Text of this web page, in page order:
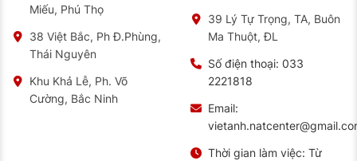
Miếu, Phú Thọ
38 Việt Bắc, Ph Đ.Phùng,
Thái Nguyên
Khu Khả Lễ, Ph. Võ
Cường, Bắc Ninh
39 Lý Tự Trọng, TA, Buôn
Ma Thuột, ĐL
Số điện thoại: 033
2221818
Email:
Thời gian làm việc: Từ